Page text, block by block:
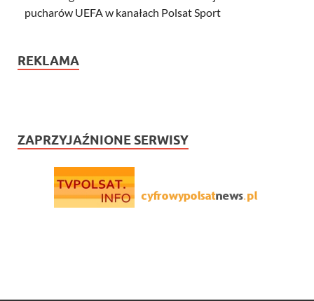
pucharów UEFA w kanałach Polsat Sport
REKLAMA
ZAPRZYJAŹNIONE SERWISY